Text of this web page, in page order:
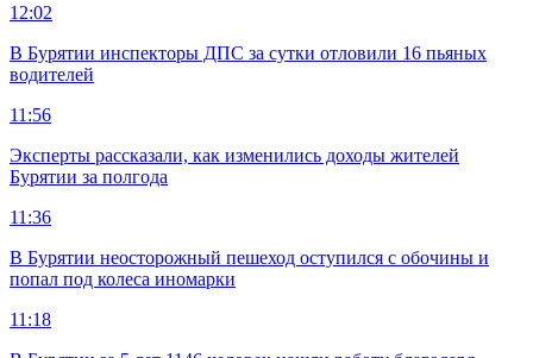
12:02
В Бурятии инспекторы ДПС за сутки отловили 16 пьяных
водителей
11:56
Эксперты рассказали, как изменились доходы жителей
Бурятии за полгода
11:36
В Бурятии неосторожный пешеход оступился с обочины и
попал под колеса иномарки
11:18